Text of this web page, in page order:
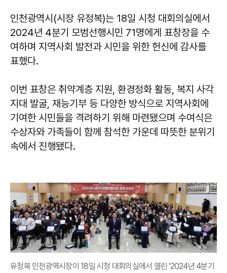
인천광역시(시장 유정복)는 18일 시청 대회의실에서
2024년 4분기 모범선행시민 71명에게 표창장을 수
여하며 지역사회 발전과 시민을 위한 헌신에 감사를
표했다.
이번 표창은 취약계층 지원, 환경정화 활동, 복지 사각
지대 발굴, 재능기부 등 다양한 방식으로 지역사회에
기여한 시민들을 격려하기 위해 마련됐으며 수여식은
수상자와 가족들이 함께 참석한 가운데 따뜻한 분위기
속에서 진행됐다.
유정복 인천광역시장이 18일 시청 대회의실에서 열린 '2024년 4분기